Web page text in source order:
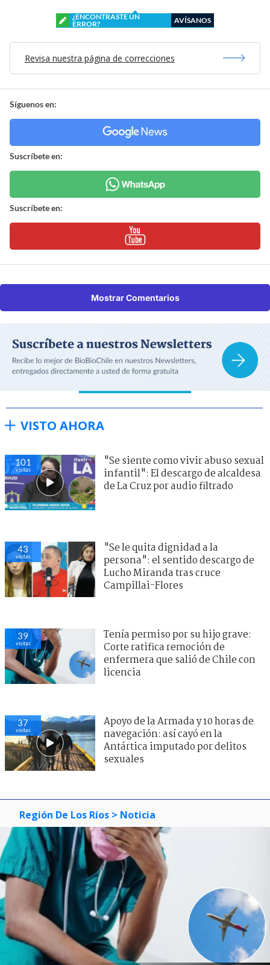
¿ENCONTRASTE UN
ERROR?
AVÍSANOS
Revisa nuestra página de correcciones
Síguenos en:
Suscríbete en:
Suscríbete en:
Mostrar Comentarios
VISTO AHORA
101
visitas
"Se siente como vivir abuso sexual
infantil": El descargo de alcaldesa
de La Cruz por audio filtrado
43
visitas
"Se le quita dignidad a la
persona": el sentido descargo de
Lucho Miranda tras cruce
Campillai-Flores
39
visitas
Tenía permiso por su hijo grave:
Corte ratifica remoción de
enfermera que salió de Chile con
licencia
37
visitas
Apoyo de la Armada y 10 horas de
navegación: así cayó en la
Antártica imputado por delitos
sexuales
Región De Los Ríos > Noticia